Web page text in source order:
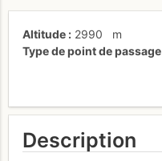
Altitude 2990
m
Type de point de passage
Description